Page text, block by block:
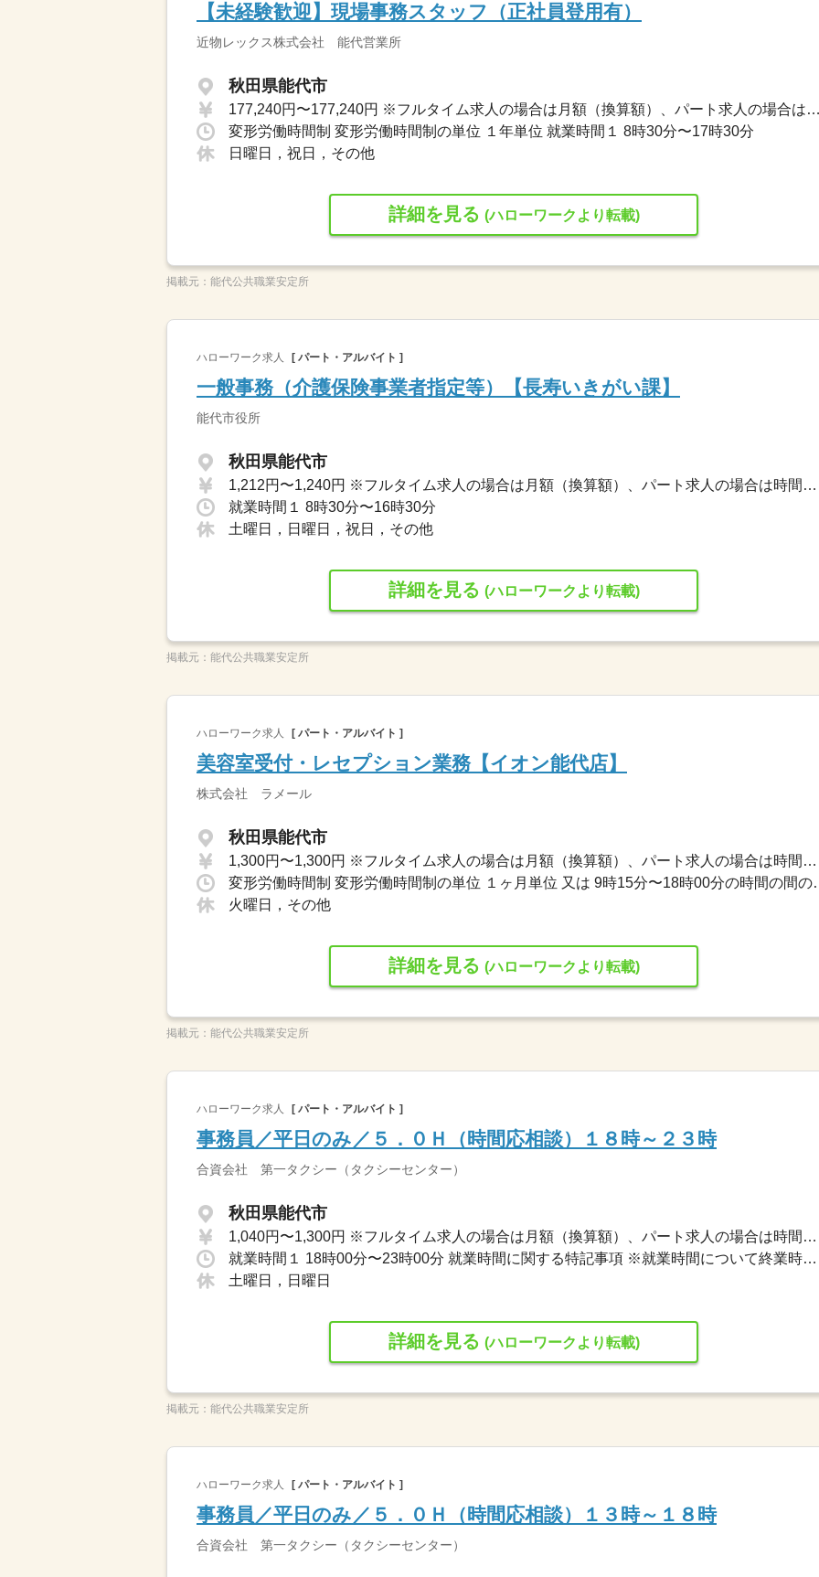
【未経験歓迎】現場事務スタッフ（正社員登用有）
近物レックス株式会社 能代営業所
秋田県能代市
177,240円〜177,240円 ※フルタイム求人の場合は月額（換算額）、パート求人の場合は時間額を表示しています。
変形労働時間制 変形労働時間制の単位 １年単位 就業時間１ 8時30分〜17時30分
日曜日，祝日，その他
詳細を見る (ハローワークより転載)
掲載元： 能代公共職業安定所
ハローワーク求人 [ パート・アルバイト ]
一般事務（介護保険事業者指定等）【長寿いきがい課】
能代市役所
秋田県能代市
1,212円〜1,240円 ※フルタイム求人の場合は月額（換算額）、パート求人の場合は時間額を表示しています。
就業時間１ 8時30分〜16時30分
土曜日，日曜日，祝日，その他
詳細を見る (ハローワークより転載)
掲載元： 能代公共職業安定所
ハローワーク求人 [ パート・アルバイト ]
美容室受付・レセプション業務【イオン能代店】
株式会社 ラメール
秋田県能代市
1,300円〜1,300円 ※フルタイム求人の場合は月額（換算額）、パート求人の場合は時間額を表示しています。
変形労働時間制 変形労働時間制
火曜日，その他
詳細を見る (ハローワークより転載)
掲載元： 能代公共職業安定所
ハローワーク求人 [ パート・アルバイト ]
事務員／平日のみ／５．０Ｈ（時間応相談）１８時～２３時
合資会社 第一タクシー（タクシーセンター）
秋田県能代市
1,040円〜1,300円 ※フルタイム求人の場合は月額（換算額）、パート求人の場合は時間額を表示しています。
就業時間１ 18時00分〜23時00分 就業時間に関する特記事項 ※就業時間について終業時間の変更の相談は可能です。
土曜日，日曜日
詳細を見る (ハローワークより転載)
掲載元： 能代公共職業安定所
ハローワーク求人 [ パート・アルバイト ]
事務員／平日のみ／５．０Ｈ（時間応相談）１３時～１８時
合資会社 第一タクシー（タクシーセンター）